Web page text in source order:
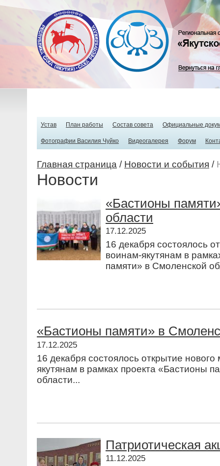
Устав План работы Состав совета Официальные
Фотографии Василия Чуйко Видеогалерея Форум
Главная страница / Новости и события /
Новости
«Бастионы
области
17.12.2025
16 декабря состоялось
воинам-якутянам в
памяти» в Смоленской
«Бастионы памяти» в
17.12.2025
16 декабря состоялось открытие
якутянам в рамках проекта «Бастионы
области...
Патриотическая
11.12.2025